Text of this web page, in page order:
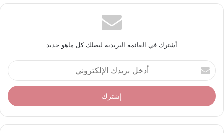
أشترك في القائمة البريدية ليصلك كل ماهو جديد
أ
د
خ
ل
ر